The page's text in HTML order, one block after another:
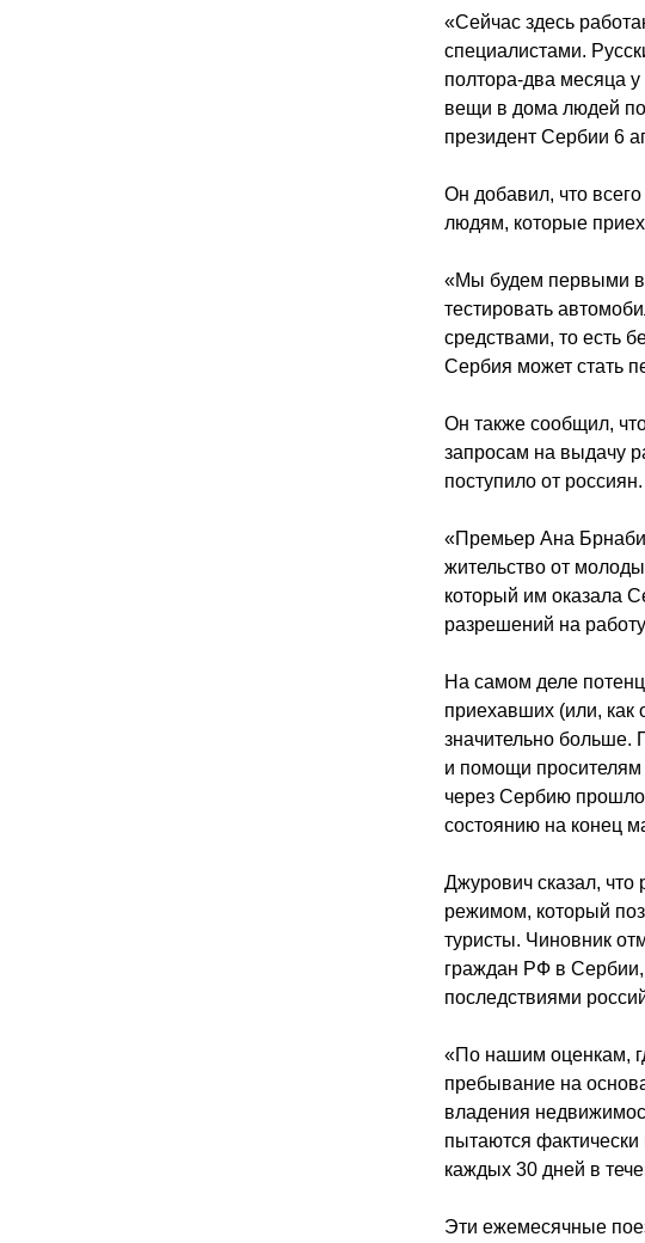
«Сейчас здесь
специалистами.
полтора-два месяца
вещи в дома людей
президент Сербии 6
Он добавил, что
людям, которые
«Мы будем первыми в
тестировать
средствами, то есть
Сербия может стать
Он также сообщил,
запросам на выдачу
поступило от россиян.
«Премьер Ана
жительство от
который им оказала
разрешений на
На самом деле
приехавших (или, как
значительно больше.
и помощи
через Сербию
состоянию на конец
Джурович сказал,
режимом, который
туристы. Чиновник
граждан РФ в Сербии,
последствиями
«По нашим оценкам,
пребывание на
владения
пытаются
каждых 30 дней в
Эти ежемесячные